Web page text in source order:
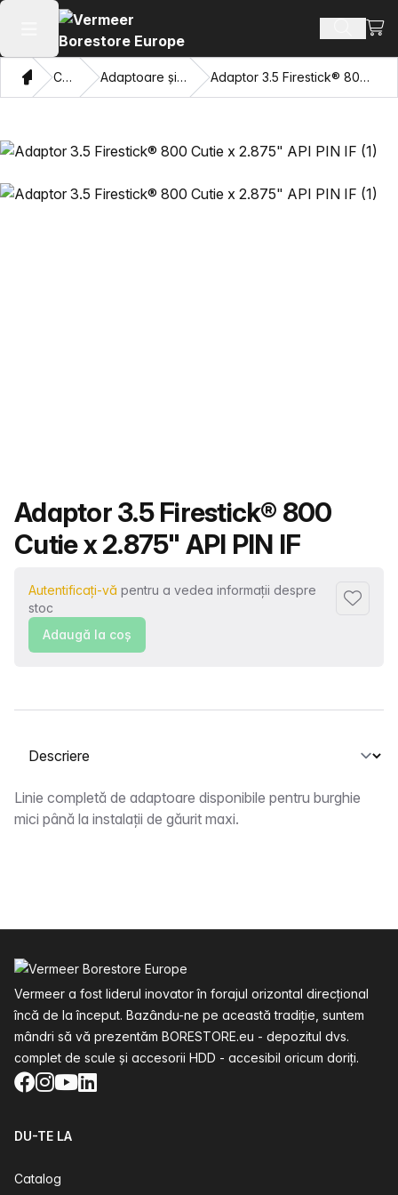
Deschide meniul principal Căutați
Domiciliu
Catalog Adaptoare și ochi care trag Adaptor 3.5 Firestick® 800 Cutie x 2.875" API PIN IF
Nume produs
Adaptor 3.5 Firestick® 800
Cutie x 2.875" API PIN IF
Autentificați-vă pentru a vedea informații despre
stoc
Adaugă la coş
Selectați o filă
Descriere
Linie completă de adaptoare disponibile pentru burghie
mici până la instalații de găurit maxi.
Vermeer a fost liderul inovator în forajul orizontal direcțional
încă de la început. Bazându-ne pe această tradiție, suntem
mândri să vă prezentăm BORESTORE.eu - depozitul dvs.
complet de scule și accesorii HDD - accesibil oricum doriți.
Facebook
Instagram
YouTube
LinkedIn
DU-TE LA
Catalog